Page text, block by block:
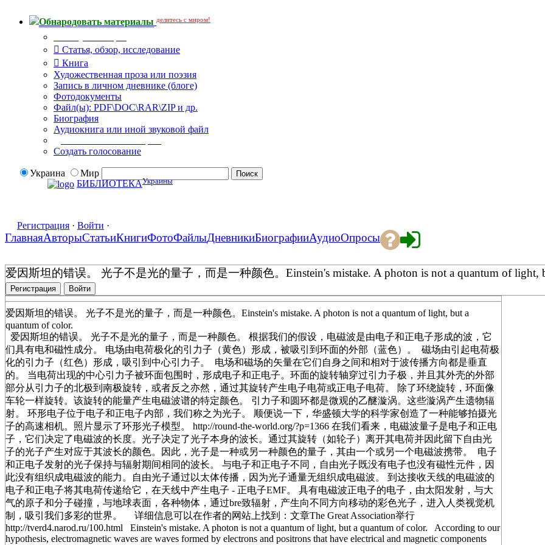
Обнародовать материалы делитесь с миром!
Статья, обзор, исследование
Книга
Художественная проза или поэзия
Запись в личном дневнике (блоге)
Фотодокументы
Файл(ы): PDF\DOC\RAR\ZIP и др.
Биография
Аудиокнига или иной звуковой файл
Создать голосование
Украина
Мир
БИБЛИОТЕКАУкраины
Регистрация · Войти ·
ГлавнаяАвторыСтатьиКнигиФотоФайлыДневникиБиографииАудиоОпросы
爱因斯坦的错误。 光子不是光的量子，而是一种颜色。Einstein's mistake. A photon is not a quantum of light,
Регистрация Войти
爱因斯坦的错误。 光子不是光的量子，而是一种颜色。Einstein's mistake. A photon is not a quantum of light, but a
quantum of color.
爱因斯坦的错误。 光子不是光的量子，而是一种颜色。 根据我们的假设，电磁波是由电子和正电子形成的波，它
们具有电和磁性成分。 电场由电荷极化的引力子（黄色）形成，被吸引到环面的外部（蓝色）。 磁场由引起电荷极
化的引力子（红色）形成，吸引到中心引力子。 电场和磁场的矢量在它们自身之间和相对于波传播方向都是垂直
的。 当电荷出现的中心引力子被环面包围时，形成电子和正电子。环面的旋转轴穿过引力子极，并且其外壳的外部
部分从引力子的北极到南极旋转，或者反之亦然，通过其旋转产生电子电荷或正电子电荷。 除了环绕旋转，环面像
车轮一样旋转。该旋转的能量产生电磁波谱的特定颜色。 引力子和圆环都是微观的乙醚漩涡。这些漩涡产生遗物辐
射。 环形电子位于电子和正电子内部，我们称之为光子。 顺便说一下，华盛顿大学的科学家创造了一种能够拍摄光
子的高速相机。照片显示了环形光子模型。 http://round-the-world.org/?p=1366 在我们看来，电磁波量子是电子和正电
子，它们决定了电磁波的长度。光子决定了光子本身的波长。通过其旋转（如轮子）离开其电荷并因此留下自由光
子的光子产生对应于其波长的颜色。因此，光子是一种或另一种颜色的量子，其由一个或另一个电磁波携带。 电子
和正电子发射的光子保持与辐射期间相同的波长。 与电子和正电子不同，自由光子既没有电子也没有磁性元件，因
此没有组织成电磁波的能力。自由光子通过以太体传播，因为光子通量无组织成电磁波。 到达接收天线的电磁波的
电子和正电子将其电荷传递给它，在天线中产生电子 - 正电子EMF。 具有电磁波正电子的电子，由太阳发射，与大
气的原子和分子碰撞，与地球表面，各种物体，通过bre致辐射，产生向不同方向移动的彩色光子，进入人类视觉机
制，吸引我们多彩的世界。 详细信息可以在作者的网站上找到：文章The Great Association举行
http://tverd4.narod.ru/100.html Einstein's mistake. A photon is not a quantum of light, but a quantum of color. According to our
hypothesis, electromagnetic waves are waves formed by electrons and positrons that have electrical and magnetic components